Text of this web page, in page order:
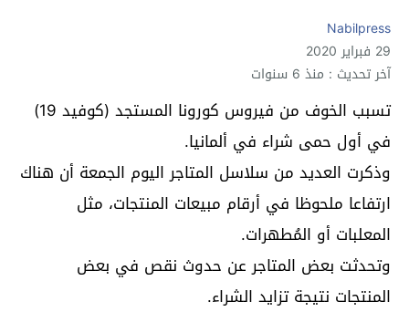
Nabilpress
29 فبراير 2020
آخر تحديث : منذ 6 سنوات
تسبب الخوف من فيروس كورونا المستجد (كوفيد 19)
في أول حمى شراء في ألمانيا.
وذكرت العديد من سلاسل المتاجر اليوم الجمعة أن هناك
ارتفاعا ملحوظا في أرقام مبيعات المنتجات، مثل
المعلبات أو المُطهرات.
وتحدثت بعض المتاجر عن حدوث نقص في بعض
المنتجات نتيجة تزايد الشراء.